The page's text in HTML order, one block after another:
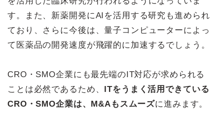
す。また、新薬開発にAIを活用する研究も進められ
ており、さらに今後は、量子コンピューターによっ
て医薬品の開発速度が飛躍的に加速するでしょう。
CRO・SMO企業にも最先端のIT対応が求められる
ことは必然であるため、 ITをうまく活用できている
CRO・SMO企業は、M&Aもスムーズに進みます。